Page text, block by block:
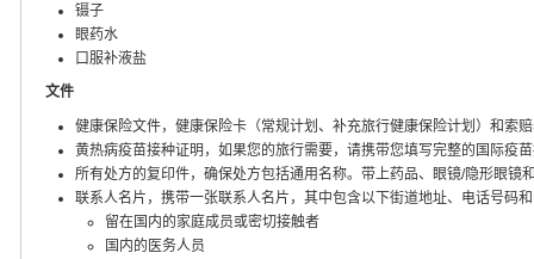
镊子
眼药水
口服补液盐
文件
健康保险文件，健康保险卡（常规计划、补充旅行健康保险计划）和索
黄热病疫苗接种证明，如果您的旅行需要，请携带您填写完整的国际疫
所有处方的复印件，确保处方包括通用名称。带上药品、眼镜/隐形眼镜
联系人名片，携带一张联系人名片，其中包含以下街道地址、电话号码
留在国内的家庭成员或密切接触者
国内的医务人员